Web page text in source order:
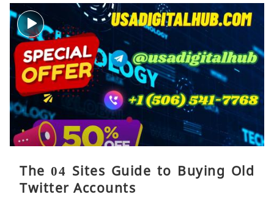
The 04 Sites Guide to Buying Old
Twitter Accounts